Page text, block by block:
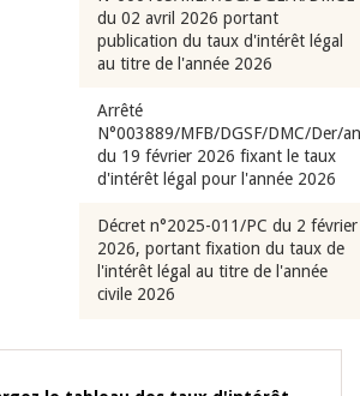
du 02 avril 2026 portant
publication du taux d'intérêt légal
au titre de l'année 2026
Arrêté
N°003889/MFB/DGSF/DMC/Der/an
du 19 février 2026 fixant le taux
d'intérêt légal pour l'année 2026
Décret n°2025-011/PC du 2 février
2026, portant fixation du taux de
l'intérêt légal au titre de l'année
civile 2026